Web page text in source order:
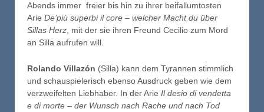
Abends immer freier bis hin zu ihrer beifallumtosten
Arie De’più superbi il core – welcher Macht du über
Sillas Herz, mit der sie ihren Freund Cecilio zum Mord
an Silla aufrufen will.
Rolando Villazón (Silla) kann dem Tyrannen stimmlich
und schauspielerisch ebenso Ausdruck geben wie dem
verzweifelten Liebhaber. In der Arie Il desio di vendetta
e di morte – der Wunsch nach Rache und nach Tod